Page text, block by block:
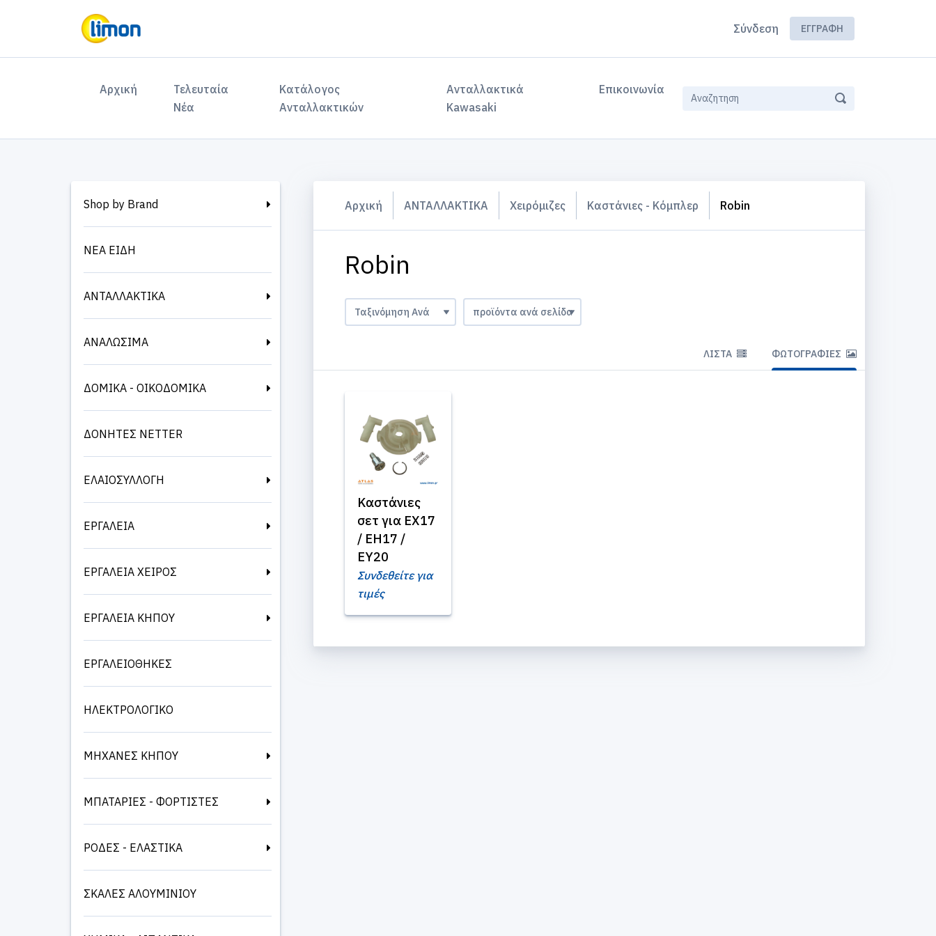
Σύνδεση ΕΓΓΡΑΦΉ
Αρχική (current)Τελευταία
Νέα
Κατάλογος
Ανταλλακτικών
Ανταλλακτικά
Kawasaki
Επικοινωνία
Shop by Brand
ΝΕΑ ΕΙΔΗ
ΑΝΤΑΛΛΑΚΤΙΚΑ
ΑΝΑΛΩΣΙΜΑ
ΔΟΜΙΚΑ - ΟΙΚΟΔΟΜΙΚΑ
ΔΟΝΗΤΕΣ NETTER
ΕΛΑΙΟΣΥΛΛΟΓΗ
ΕΡΓΑΛΕΙΑ
ΕΡΓΑΛΕΙΑ ΧΕΙΡΟΣ
ΕΡΓΑΛΕΙΑ ΚΗΠΟΥ
ΕΡΓΑΛΕΙΟΘΗΚΕΣ
ΗΛΕΚΤΡΟΛΟΓΙΚΟ
ΜΗΧΑΝΕΣ ΚΗΠΟΥ
ΜΠΑΤΑΡΙΕΣ - ΦΟΡΤΙΣΤΕΣ
ΡΟΔΕΣ - ΕΛΑΣΤΙΚΑ
ΣΚΑΛΕΣ ΑΛΟΥΜΙΝΙΟΥ
Αρχική ΑΝΤΑΛΛΑΚΤΙΚΑ Χειρόμιζες Καστάνιες - Κόμπλερ Robin
Robin
ΛΊΣΤΑ ΦΩΤΟΓΡΑΦΊΕΣ
Καστάνιες
σετ για EX17
/ EH17 /
EY20
Συνδεθείτε για
τιμές